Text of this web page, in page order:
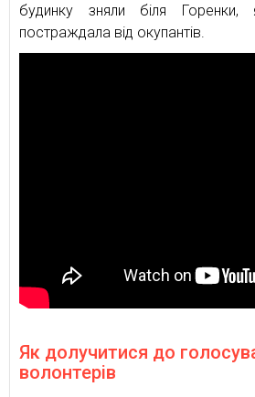
будинку зняли біля
постраждала від окупантів.
Як долучитися до
волонтерів